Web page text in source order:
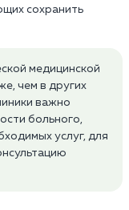
сохранить
медицинской
чем в других
важно
больного,
услуг, для